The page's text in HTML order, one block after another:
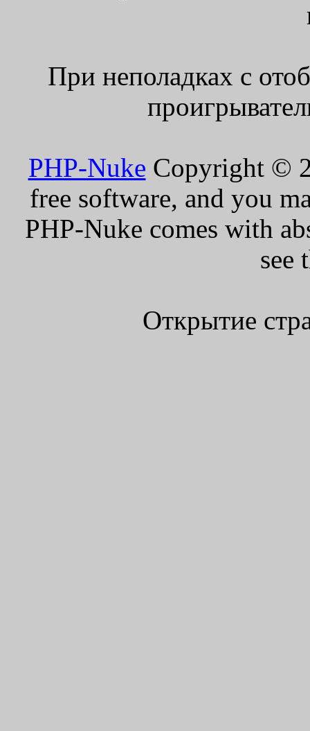
При неполадках с
PHP-Nuke Copyright ©
free software, and you
PHP-Nuke comes with
see
Открытие